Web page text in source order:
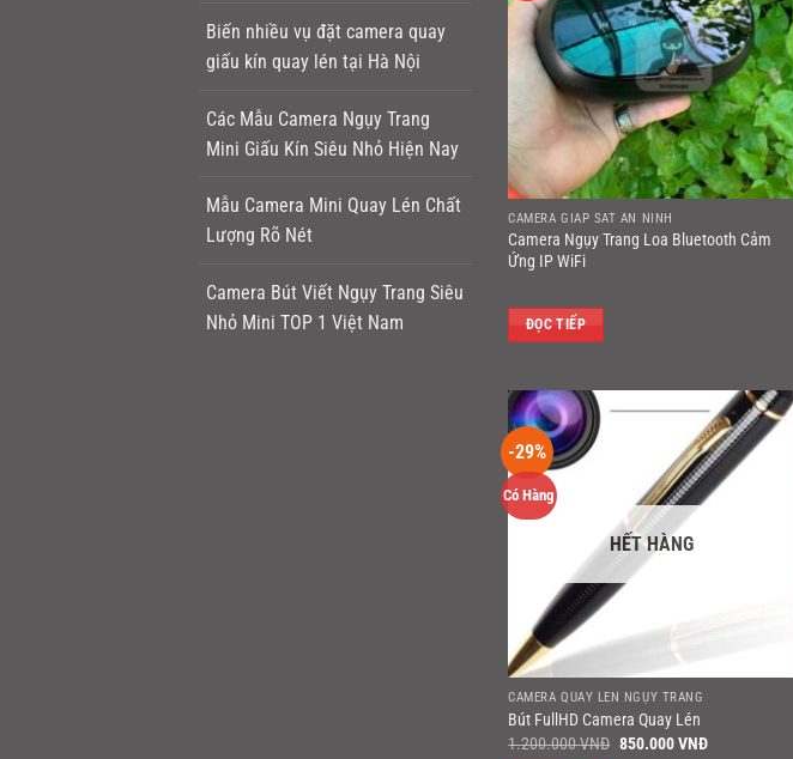
Biến nhiều vụ đặt camera quay
giấu kín quay lén tại Hà Nội
Các Mẫu Camera Ngụy Trang
Mini Giấu Kín Siêu Nhỏ Hiện Nay
Mẫu Camera Mini Quay Lén Chất
Lượng Rõ Nét
Camera Bút Viết Ngụy Trang Siêu
Nhỏ Mini TOP 1 Việt Nam
CAMERA GIÁP SÁT AN NINH
Camera Ngụy Trang Loa Bluetooth Cảm
Ứng IP WiFi
ĐỌC TIẾP
-29%
Có Hàng
HẾT HÀNG
CAMERA QUAY LÉN NGỤY TRANG
Bút FullHD Camera Quay Lén
1.200.000VNĐ Giá
850.000VNĐGiá